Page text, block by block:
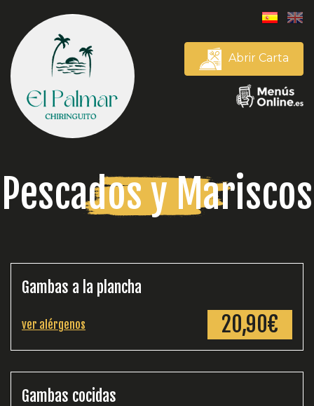
Abrir Carta
Pescados y Mariscos
Gambas a la plancha
ver alérgenos 20,90€
Gambas cocidas